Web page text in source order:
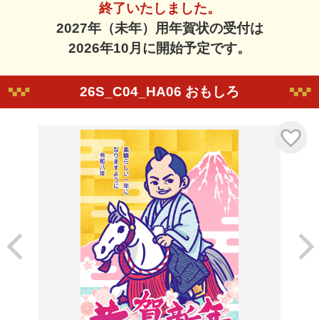
終了いたしました。
2027年（未年）用年賀状の受付は
2026年10月に開始予定です。
26S_C04_HA06 おもしろ